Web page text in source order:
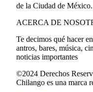
de la Ciudad de México.
ACERCA DE
Te decimos qué hacer
antros, bares, música,
noticias importantes
©2024 Derechos
Chilango es una marca